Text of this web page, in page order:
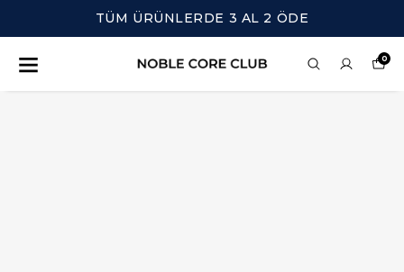
TÜM ÜRÜNLERDE 3 AL 2 ÖDE
0